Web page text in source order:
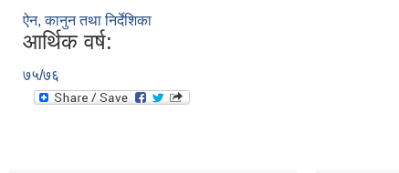
ऐन, कानुन तथा निर्देशिका
आर्थिक वर्ष:
७५/७६